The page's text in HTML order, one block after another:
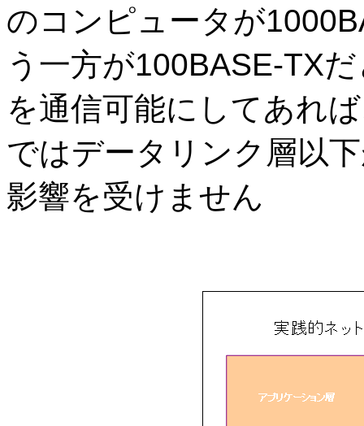
のコンピュータが
う一方が100BASE-TX
を通信可能にしてあれ
ではデータリンク層以
影響を受けません